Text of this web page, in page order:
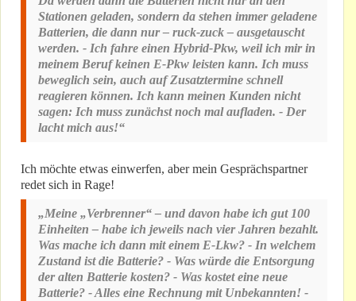
Stationen geladen, sondern da stehen immer geladene
Batterien, die dann nur – ruck-zuck – ausgetauscht
werden. - Ich fahre einen Hybrid-Pkw, weil ich mir in
meinem Beruf keinen E-Pkw leisten kann. Ich muss
beweglich sein, auch auf Zusatztermine schnell
reagieren können. Ich kann meinen Kunden nicht
sagen: Ich muss zunächst noch mal aufladen. - Der
lacht mich aus!“
Ich möchte etwas einwerfen, aber mein Gesprächspartner
redet sich in Rage!
„Meine „Verbrenner“ – und davon habe ich gut 100
Einheiten – habe ich jeweils nach vier Jahren bezahlt.
Was mache ich dann mit einem E-Lkw? - In welchem
Zustand ist die Batterie? - Was würde die Entsorgung
der alten Batterie kosten? - Was kostet eine neue
Batterie? - Alles eine Rechnung mit Unbekannten! -